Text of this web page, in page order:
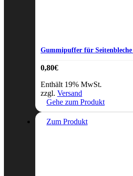
Gummipuffer für Seitenbleche
0,80€
Enthält 19% MwSt.
zzgl. Versand
Gehe zum Produkt
Zum Produkt